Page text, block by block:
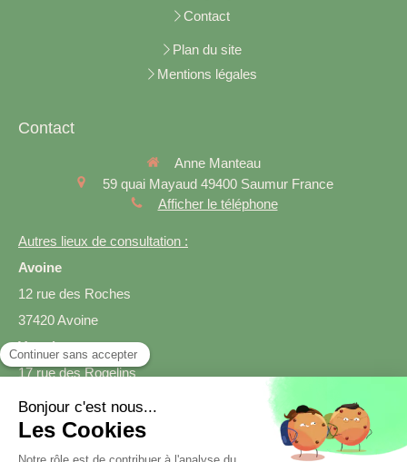
Contact
Plan du site
Mentions légales
Contact
Anne Manteau
59 quai Mayaud 49400 Saumur France
Afficher le téléphone
Autres lieux de consultation :
Avoine
12 rue des Roches
37420 Avoine
Varrains
17 rue des Rogelins
49400 Varrains
Prendre rendez-vous